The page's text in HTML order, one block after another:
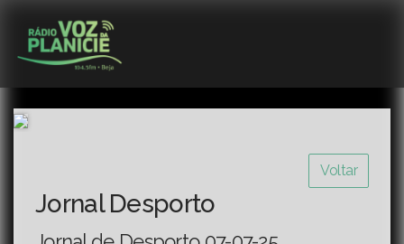
Voltar
Jornal Desporto